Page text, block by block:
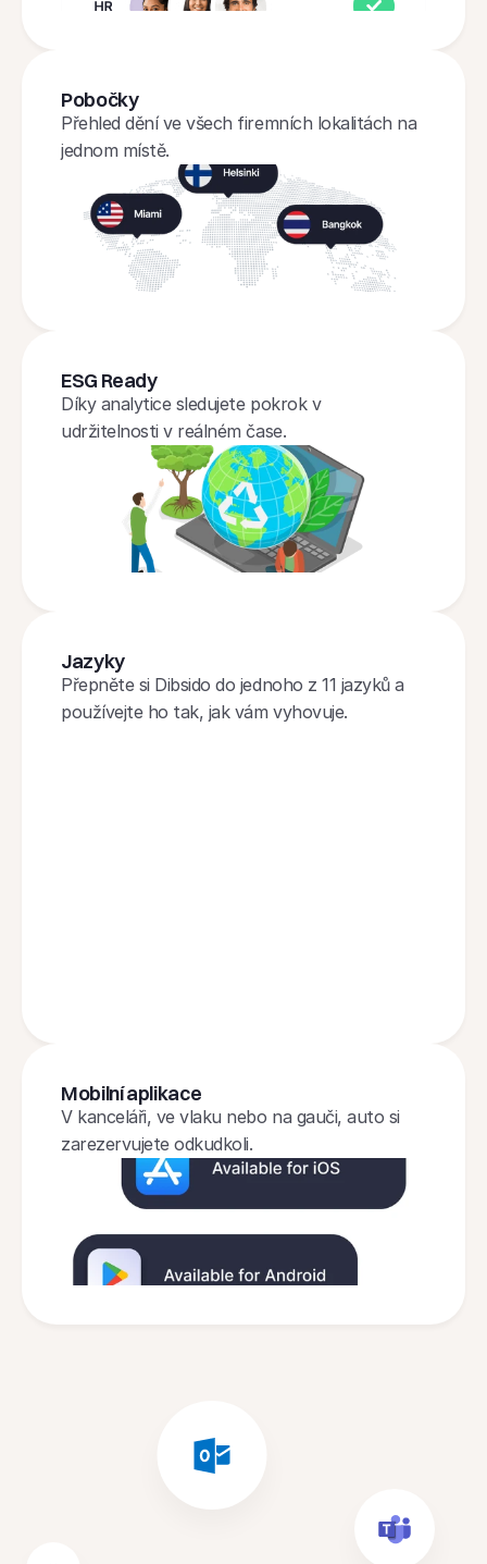
Pobočky
Přehled dění ve všech firemních lokalitách na
jednom místě.
ESG Ready
Díky analytice sledujete pokrok v
udržitelnosti v reálném čase.
Jazyky
Přepněte si Dibsido do jednoho z 11 jazyků a
používejte ho tak, jak vám vyhovuje.
Mobilní aplikace
V kanceláři, ve vlaku nebo na gauči, auto si
zarezervujete odkudkoli.